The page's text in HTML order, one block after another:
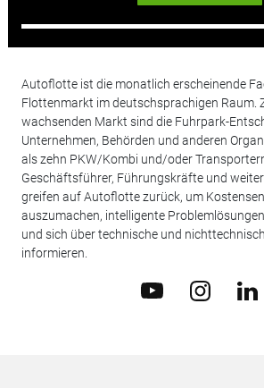
Autoflotte ist die monatlich erscheinende
Flottenmarkt im deutschsprachigen Raum.
wachsenden Markt sind die Fuhrpark-
Unternehmen, Behörden und anderen
als zehn PKW/Kombi und/oder
Geschäftsführer, Führungskräfte und
greifen auf Autoflotte zurück, um
auszumachen, intelligente
und sich über technische und
informieren.